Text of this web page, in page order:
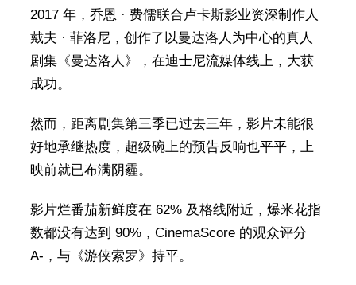
2017 年，乔恩 · 费儒联合卢卡斯影业资深制作人
戴夫 · 菲洛尼，创作了以曼达洛人为中心的真人
剧集《曼达洛人》，在迪士尼流媒体线上，大获
成功。
然而，距离剧集第三季已过去三年，影片未能很
好地承继热度，超级碗上的预告反响也平平，上
映前就已布满阴霾。
影片烂番茄新鲜度在 62% 及格线附近，爆米花指
数都没有达到 90%，CinemaScore 的观众评分
A-，与《游侠索罗》持平。